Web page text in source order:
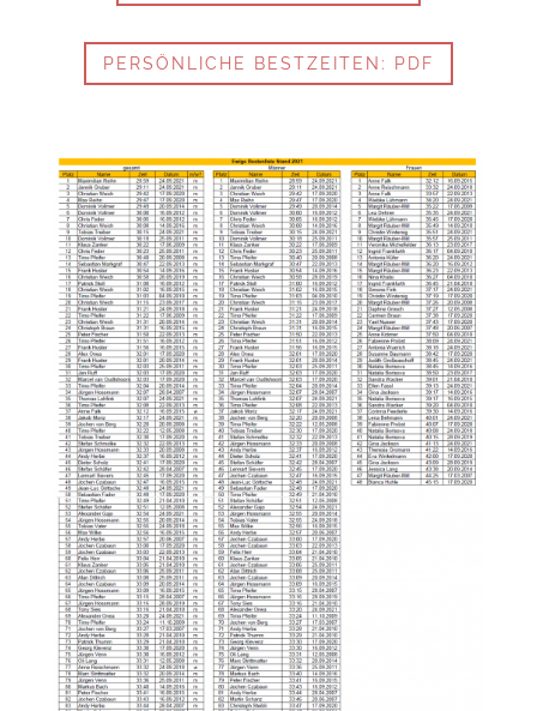
PERSÖNLICHE BESTZEITEN: PDF